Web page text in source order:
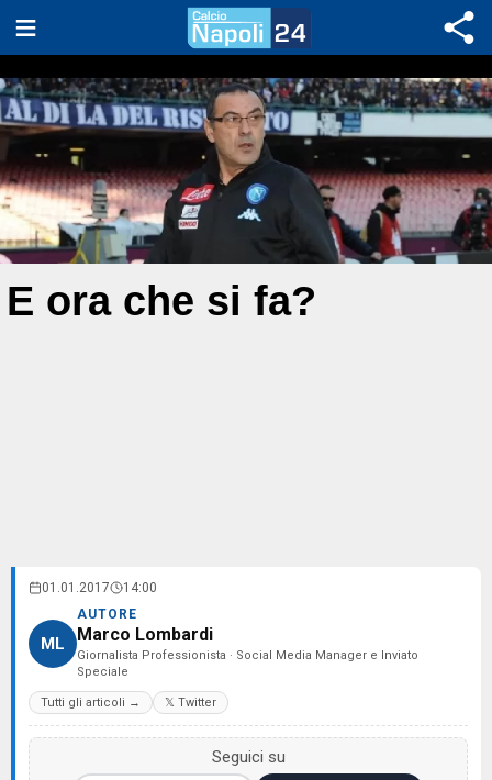
E ora che si fa?
01.01.2017 14:00
ML
AUTORE
Marco Lombardi
Giornalista Professionista · Social Media Manager e Inviato
Speciale
Tutti gli articoli → 𝕏 Twitter
Seguici su